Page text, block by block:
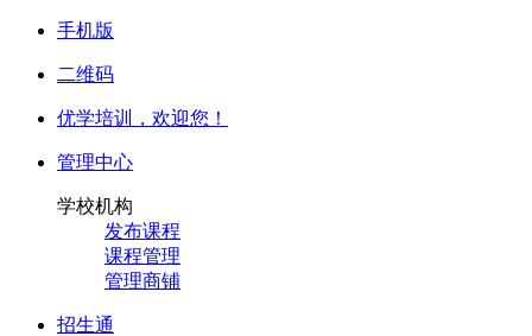
手机版
二维码
优学培训， 欢迎您！
管理中心
学校机构
发布课程
课程管理
管理商铺
招生通